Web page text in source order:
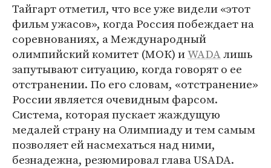
Тайгарт отметил, что все уже видели «этот
фильм ужасов», когда Россия побеждает на
соревнованиях, а Международный
олимпийский комитет (МОК) иWADAлишь
запутывают ситуацию, когда говорят о ее
отстранении. По его словам, «отстранение»
России является очевидным фарсом.
Система, которая пускает жаждущую
медалей страну на Олимпиаду и тем самым
позволяет ей насмехаться над ними,
безнадежна, резюмировал глава USADA.